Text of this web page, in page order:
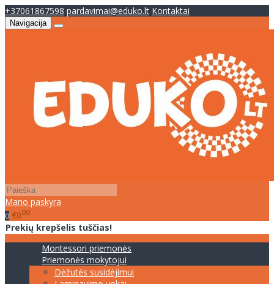
+37061867598 pardavimai@eduko.lt Kontaktai
Navigacija
Mano paskyra
0 €000
Prekių krepšelis tuščias!
Montessori priemonės
Priemonės mokytojui
Dėžutės susidėjimui